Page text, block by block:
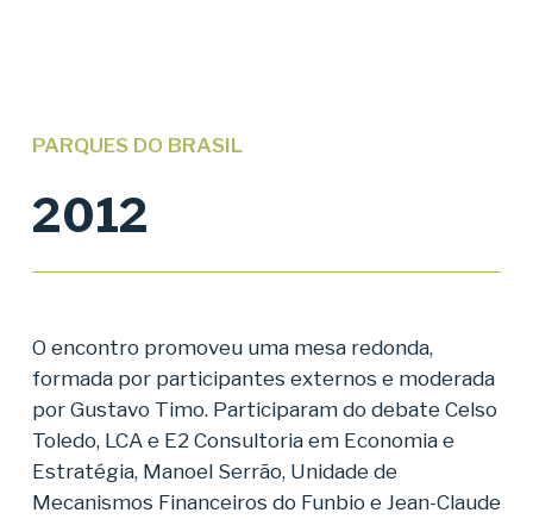
PARQUES DO BRASIL
2012
O encontro promoveu uma mesa redonda,
formada por participantes externos e moderada
por Gustavo Timo. Participaram do debate Celso
Toledo, LCA e E2 Consultoria em Economia e
Estratégia, Manoel Serrão, Unidade de
Mecanismos Financeiros do Funbio e Jean-Claude